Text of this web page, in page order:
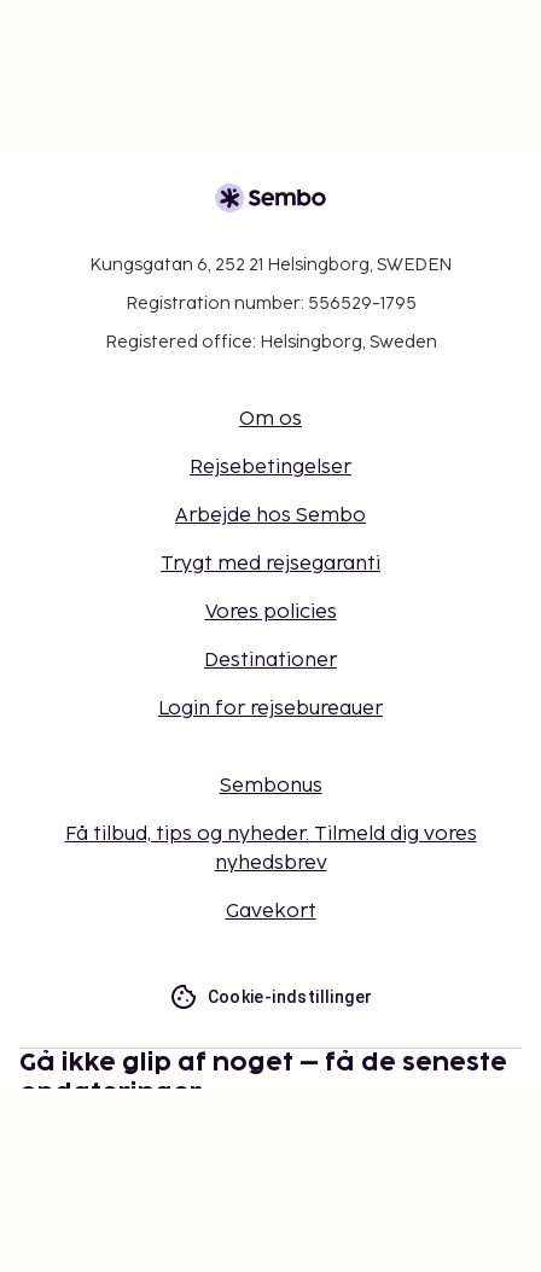
Kungsgatan 6, 252 21 Helsingborg, SWEDEN
Registration number: 556529-1795
Registered office: Helsingborg, Sweden
Om os
Rejsebetingelser
Arbejde hos Sembo
Trygt med rejsegaranti
Vores policies
Destinationer
Login for rejsebureauer
Sembonus
Få tilbud, tips og nyheder. Tilmeld dig vores
nyhedsbrev
Gavekort
Cookie-indstillinger
Gå ikke glip af noget – få de seneste
opdateringer